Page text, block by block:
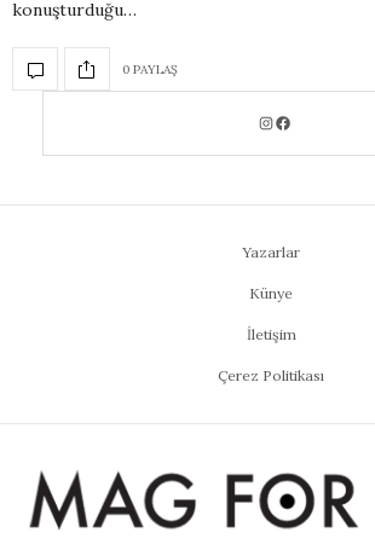
konuşturduğu…
0 PAYLAŞ
Yazarlar
Künye
İletişim
Çerez Politikası